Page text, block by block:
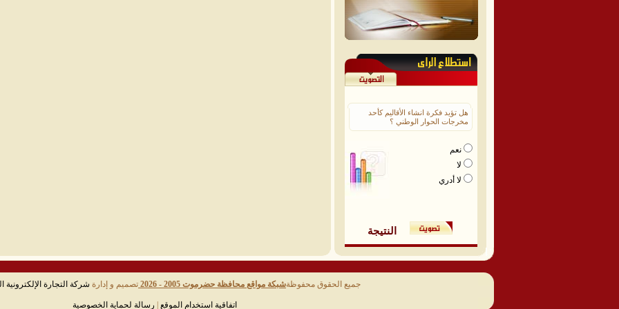
هل تؤيد فكرة انشاء الأقاليم كأحد
مخرجات الحوار الوطني ؟
نعم
لا
لا أدري
النتيجة
جميع الحقوق محفوظةشبكة مواقع محافظة حضرموت 2005 - 2026 تصميم و إدارة شركة التجارة الإلكترونية
اتفاقية استخدام الموقع رسالة لحماية الخصوصية